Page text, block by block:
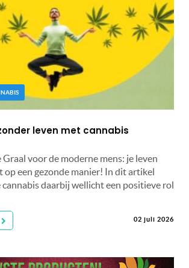
leven met cannabis
Graal voor de moderne mens: je leven
op een gezonde manier! In dit artikel
cannabis daarbij wellicht een positieve rol
02 juli 2026